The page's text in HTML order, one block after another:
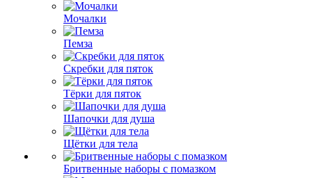
Мочалки
Пемза
Скребки для пяток
Тёрки для пяток
Шапочки для душа
Щётки для тела
Бритвенные наборы с помазком